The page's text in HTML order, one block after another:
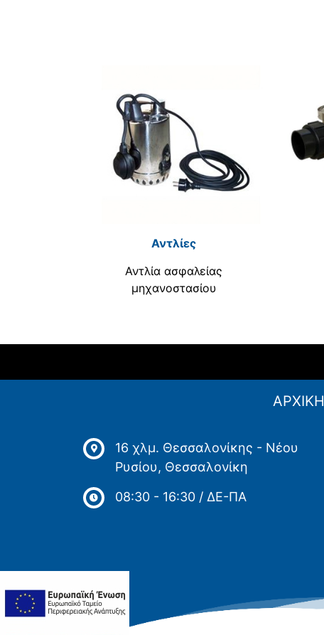
Αντλίες
Αντλία ασφαλείας
μηχανοστασίου
ΑΡΧΙΚΗ
16 χλμ. Θεσσαλονίκης - Νέου
Ρυσίου, Θεσσαλονίκη
08:30 - 16:30 / ΔΕ-ΠΑ